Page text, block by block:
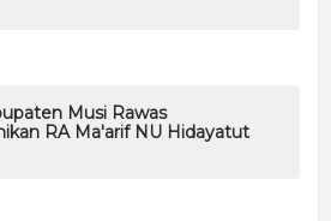
Musi Rawas
RA Ma'arif NU Hidayatut